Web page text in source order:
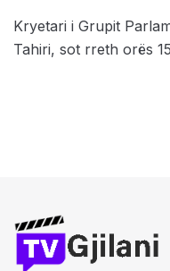
Kryetari i Grupit
Tahiri, sot rreth orës